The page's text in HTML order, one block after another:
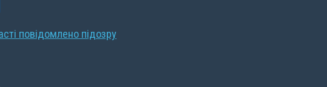
повідомлено підозру